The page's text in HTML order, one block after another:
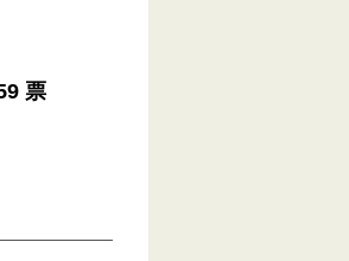
票